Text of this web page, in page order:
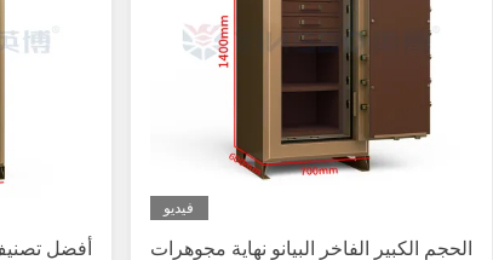
فيديو
الحجم الكبير الفاخر البيانو نهاية مجوهرات
أفضل